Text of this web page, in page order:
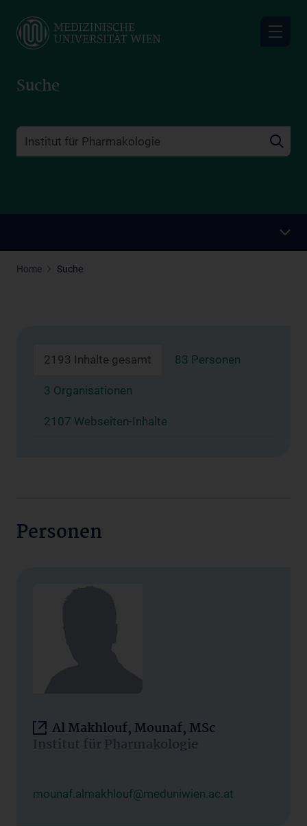
main
Suche
Home Suche
2193 Inhalte gesamt 83 Personen
3 Organisationen
2107 Webseiten-Inhalte
Personen
Al Makhlouf, Mounaf, MSc
Institut für Pharmakologie
mounaf.almakhlouf@meduniwien.ac.at